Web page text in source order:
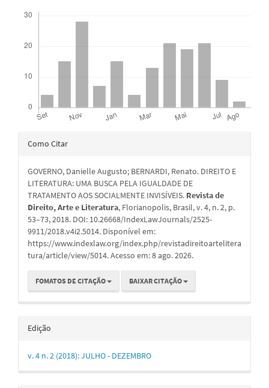
Detalhes
artigo
Como Citar
GOVERNO, Danielle Augusto; BERNARDI, Renato. DIREITO E
LITERATURA: UMA BUSCA PELA IGUALDADE DE
TRATAMENTO AOS SOCIALMENTE INVISÍVEIS. Revista de
Direito, Arte e Literatura, Florianopolis, Brasil, v. 4, n. 2, p.
53–73, 2018. DOI: 10.26668/IndexLawJournals/2525-
9911/2018.v4i2.5014. Disponível em:
https://www.indexlaw.org/index.php/revistadireitoartelitera
tura/article/view/5014. Acesso em: 8 ago. 2026.
FOMATOS DE CITAÇÃO BAIXAR CITAÇÃO
Edição
v. 4 n. 2 (2018): JULHO - DEZEMBRO